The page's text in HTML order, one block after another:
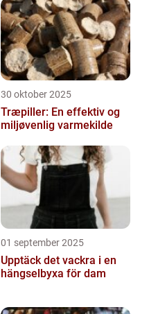
30 oktober 2025
Træpiller: En effektiv og
miljøvenlig varmekilde
01 september 2025
Upptäck det vackra i en
hängselbyxa för dam